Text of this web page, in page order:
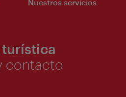
Nuestros servicios
contacto